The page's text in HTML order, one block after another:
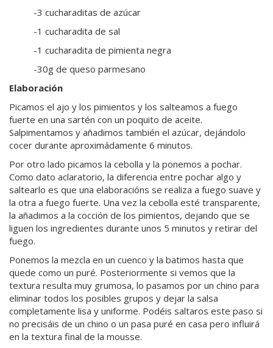
-3 cucharaditas de azúcar
-1 cucharadita de sal
-1 cucharadita de pimienta negra
-30g de queso parmesano
Elaboración
Picamos el ajo y los pimientos y los salteamos a fuego
fuerte en una sartén con un poquito de aceite.
Salpimentamos y añadimos también el azúcar, dejándolo
cocer durante aproximádamente 6 minutos.
Por otro lado picamos la cebolla y la ponemos a pochar.
Como dato aclaratorio, la diferencia entre pochar algo y
saltearlo es que una elaboracións se realiza a fuego suave y
la otra a fuego fuerte. Una vez la cebolla esté transparente,
la añadimos a la cocción de los pimientos, dejando que se
liguen los ingredientes durante unos 5 minutos y retirar del
fuego.
Ponemos la mezcla en un cuenco y la batimos hasta que
quede como un puré. Posteriormente si vemos que la
textura resulta muy grumosa, lo pasamos por un chino para
eliminar todos los posibles grupos y dejar la salsa
completamente lisa y uniforme. Podéis saltaros este paso si
no precisáis de un chino o un pasa puré en casa pero influirá
en la textura final de la mousse.